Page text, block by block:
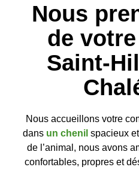
Nous
de
Saint-
Nous accueillons votre
dans un chenil spacieux
de l’animal, nous avons
confortables, propres et